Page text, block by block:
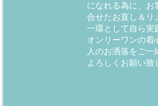
になれる為に、お
合せたお直し＆リ
一環として自ら実
オンリーワンの着
人のお洒落をご一
よろしくお願い